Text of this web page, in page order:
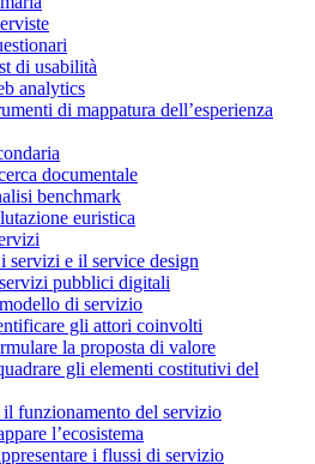
di usabilità
analytics
di mappatura dell’esperienza
documentale
benchmark
euristica
servizi e il service design
pubblici digitali
di servizio
gli attori coinvolti
la proposta di valore
gli elementi costitutivi del
funzionamento del servizio
l’ecosistema
i flussi di servizio